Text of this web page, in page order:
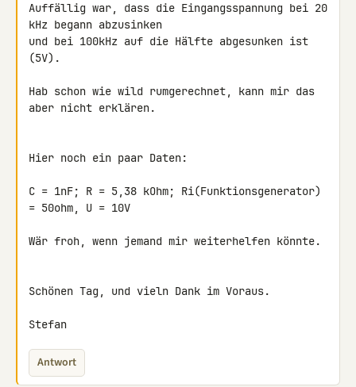
Auffällig war, dass die Eingangsspannung bei 20
kHz begann abzusinken
und bei 100kHz auf die Hälfte abgesunken ist
(5V).
Hab schon wie wild rumgerechnet, kann mir das
aber nicht erklären.
Hier noch ein paar Daten:
C = 1nF; R = 5,38 kOhm; Ri(Funktionsgenerator)
= 50ohm, U = 10V
Wär froh, wenn jemand mir weiterhelfen könnte.
Schönen Tag, und vieln Dank im Voraus.
Stefan
Antwort